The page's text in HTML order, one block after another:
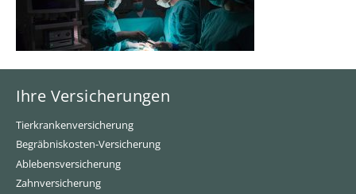
Ihre Versicherungen
Tierkrankenversicherung
Begräbniskosten-Versicherung
Ablebensversicherung
Zahnversicherung